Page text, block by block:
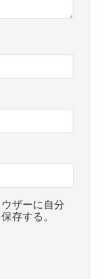
ザーに自分
存する。